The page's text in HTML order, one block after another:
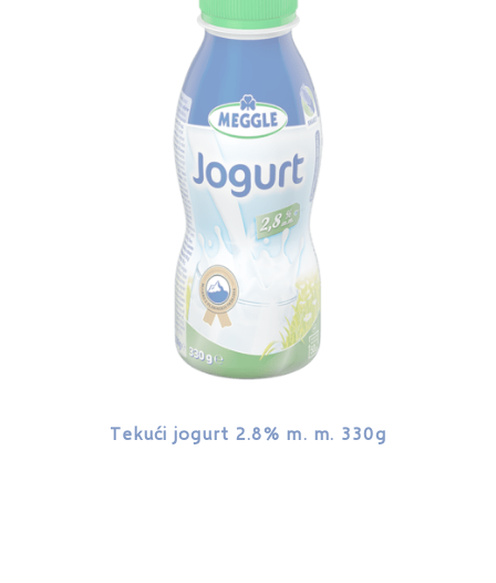
Tekući jogurt 2.8% m. m. 330g